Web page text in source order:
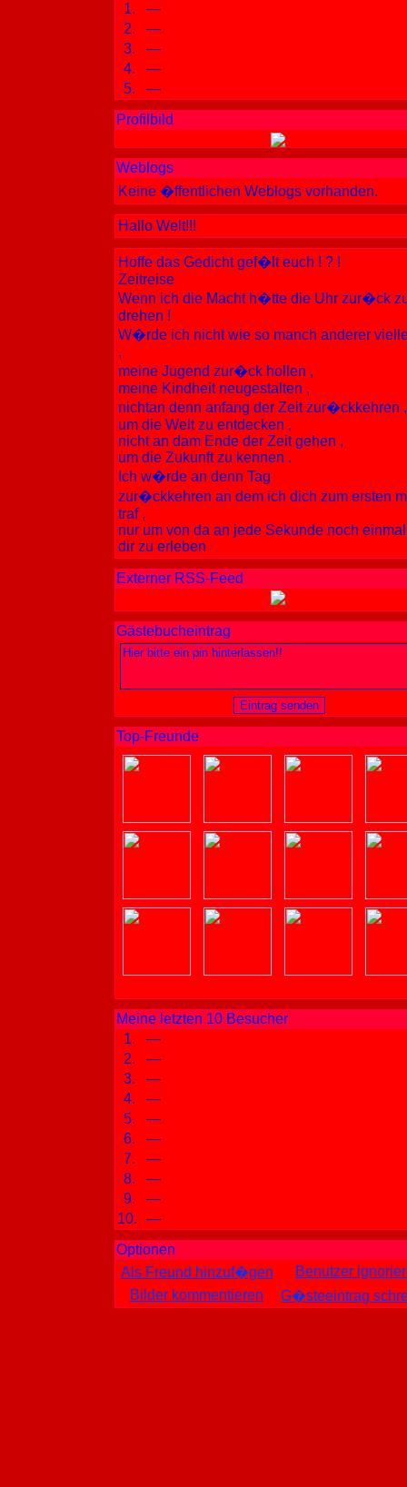
1.
—
2.
—
3.
—
4.
—
5.
—
Profilbild
Weblogs
Keine �ffentlichen Weblogs vorhanden.
Hallo Welt!!!
Hoffe das Gedicht gef�lt euch ! ? !
Zeitreise
Wenn ich die Macht h�tte die Uhr zur�ck
drehen !
W�rde ich nicht wie so manch anderer
,
meine Jugend zur�ck hollen ,
meine Kindheit neugestalten ,
nichtan denn anfang der Zeit zur�ckkehren ,
um die Welt zu entdecken ,
nicht an dam Ende der Zeit gehen ,
um die Zukunft zu kennen .
Ich w�rde an denn Tag
zur�ckkehren an dem ich dich zum ersten
traf ,
nur um von da an jede Sekunde noch
dir zu erleben
Externer RSS-Feed
Gästebucheintrag
Top-Freunde
Meine letzten 10 Besucher
1.
—
2.
—
3.
—
4.
—
5.
—
6.
—
7.
—
8.
—
9.
—
10.
—
Optionen
Als Freund hinzuf�gen
Benutzer
Bilder kommentieren
G�steeintrag